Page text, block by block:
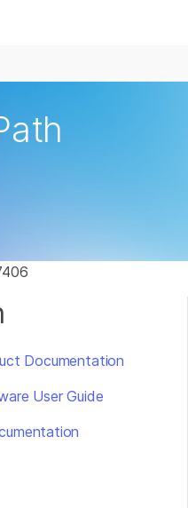
Documentation
User Guide
感兴趣的领域: